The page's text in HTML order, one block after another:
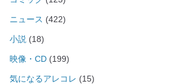
ニュース (422)
小説 (18)
映像・CD (199)
気になるアレコレ (15)